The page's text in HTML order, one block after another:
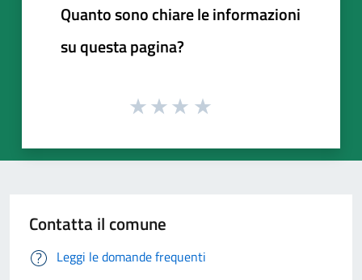
Quanto sono chiare le informazioni
su questa pagina?
Contatta il comune
Leggi le domande frequenti